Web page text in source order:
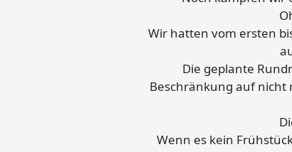
Wir hatten vom ersten
Die geplante
Beschränkung auf nicht
Wenn es kein